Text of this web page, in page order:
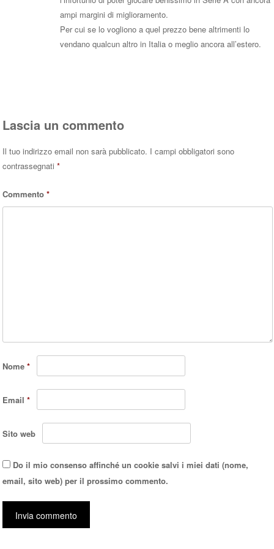
ampi margini di miglioramento.
Per cui se lo vogliono a quel prezzo bene altrimenti lo
vendano qualcun altro in Italia o meglio ancora all’estero.
Lascia un commento
Il tuo indirizzo email non sarà pubblicato. I campi obbligatori sono
contrassegnati*
Commento*
Nome*
Email*
Sito web
Do il mio consenso affinché un cookie salvi i miei dati (nome,
email, sito web) per il prossimo commento.